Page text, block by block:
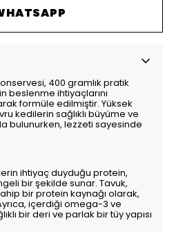
400 gramlık pratik
beslenme ihtiyaçlarını
formüle edilmiştir. Yüksek
kedilerin sağlıklı büyüme ve
bulunurken, lezzeti sayesinde
ihtiyaç duyduğu protein,
bir şekilde sunar. Tavuk,
bir protein kaynağı olarak,
içerdiği omega-3 ve
bir deri ve parlak bir tüy yapısı